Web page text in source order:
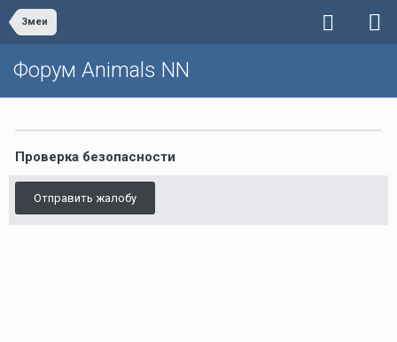
Змеи
Форум Animals NN
Проверка безопасности
Отправить жалобу